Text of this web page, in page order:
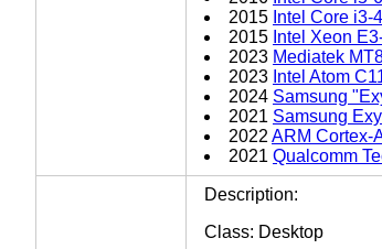
2015 Intel Core i3-
2015 Intel Xeon
2023 Mediatek
2023 Intel Atom
2024 Samsung
2021 Samsung
2022 ARM Cortex-
2021 Qualcomm
Description:
Class: Desktop